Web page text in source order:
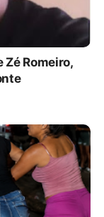
Zé Romeiro,